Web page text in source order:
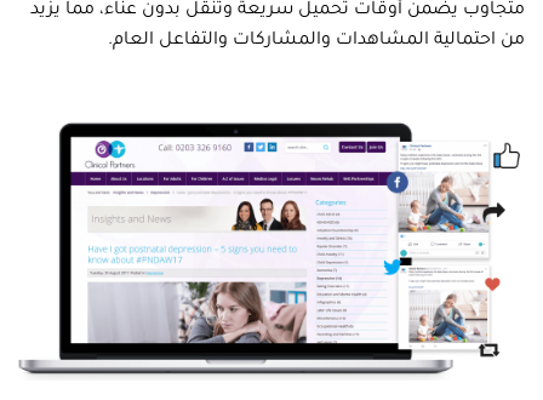
متجاوب يضمن أوقات تحميل سريعة وتنقل بدون عناء، مما يزيد
من احتمالية المشاهدات والمشاركات والتفاعل العام.